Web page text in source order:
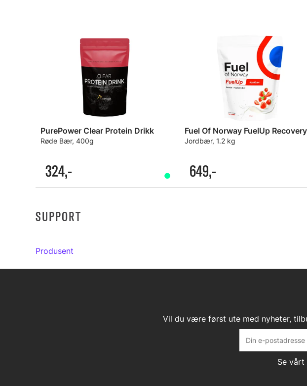
PurePower Clear Protein Drikk
Røde Bær, 400g
324,-
Fuel Of Norway FuelUp Recovery
Jordbær, 1.2 kg
649,-
SUPPORT
Produsent
Vil du være først ute med nyheter,
Se vårt